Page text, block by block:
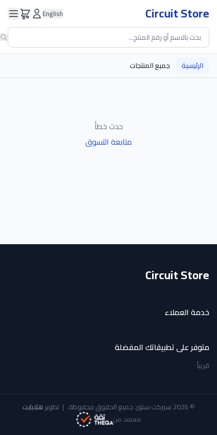
Circuit Store
English
الرئيسية جميع المنتجات
حدث خطأ
متابعة التسوق
Circuit Store
خدمة العملاء
متوفر على تطبيقاتك المفضلة
قريباً
© 2026 سيركت ستور. جميع الحقوق محفوظة. | تطويرهلابايت
معتمد من